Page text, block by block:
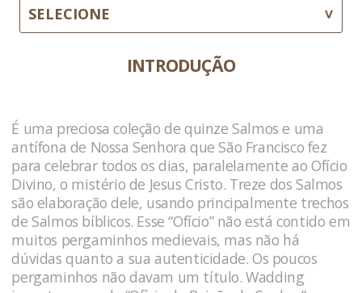
SELECIONE
INTRODUÇÃO
É uma preciosa coleção de quinze Salmos e uma
antífona de Nossa Senhora que São Francisco fez
para celebrar todos os dias, paralelamente ao Ofício
Divino, o mistério de Jesus Cristo. Treze dos Salmos
são elaboração dele, usando principalmente trechos
de Salmos bíblicos. Esse “Ofício” não está contido em
muitos pergaminhos medievais, mas não há
dúvidas quanto a sua autenticidade. Os poucos
pergaminhos não davam um título. Wadding